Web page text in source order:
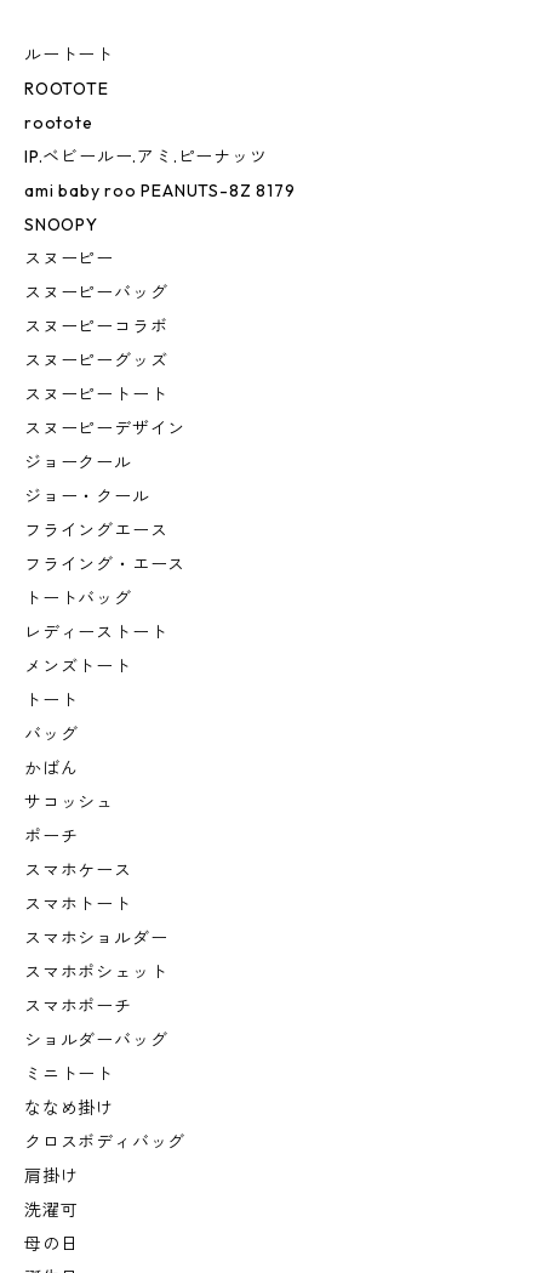
ルートート
ROOTOTE
rootote
IP.ベビールー.アミ.ピーナッツ
ami baby roo PEANUTS-8Z 8179
SNOOPY
スヌーピー
スヌーピーバッグ
スヌーピーコラボ
スヌーピーグッズ
スヌーピートート
スヌーピーデザイン
ジョークール
ジョー・クール
フライングエース
フライング・エース
トートバッグ
レディーストート
メンズトート
トート
バッグ
かばん
サコッシュ
ポーチ
スマホケース
スマホトート
スマホショルダー
スマホポシェット
スマホポーチ
ショルダーバッグ
ミニトート
ななめ掛け
クロスボディバッグ
肩掛け
洗濯可
母の日